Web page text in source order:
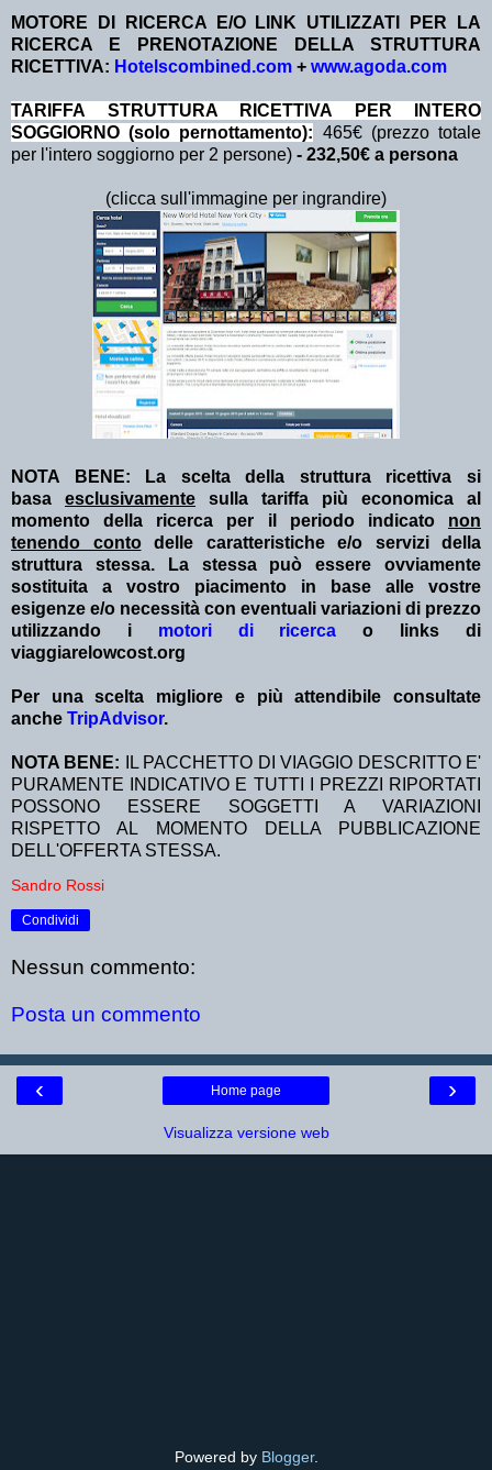
MOTORE DI RICERCA E/O LINK UTILIZZATI PER LA
RICERCA E PRENOTAZIONE DELLA STRUTTURA
RICETTIVA: Hotelscombined.com + www.agoda.com
TA RIFFA STRUTTURA RICETTIVA PER INTERO
SOGGIORNO (solo pernottamento): 465€ (prezzo totale
per l'intero soggiorno per 2 persone) - 232,50€ a persona
(clicca sull'immagine per ingrandire)
NOTA BENE: La scelta della struttura ricettiva si
basa esclusivamente sulla tariffa più economica al
momento della ricerca per il periodo indicato non
tenendo contodelle caratteristiche e/o servizi della
struttura stessa. La stessa può essere ovviamente
sostituita a vostro piacimento in base alle vostre
esigenze e/o necessità con eventuali variazioni di prezzo
utilizzando i motori di ricerca o links di
viaggiarelowcost.org
Per una scelta migliore e più attendibile consultate
anche TripAdvisor.
NOTA BENE:
IL PACCHETTO DI VIAGGIO DESCRITTO E'
PURAMENTE INDICATIVO E TUTTI I PREZZI RIPORTATI
POSSONO ESSERE SOGGETTI A VARIAZIONI
RISPETTO AL MOMENTO DELLA PUBBLICAZIONE
DELL'OFFERTA STESSA.
Sandro Rossi
Condividi
Nessun commento:
Posta un commento
‹ ›
Home page
Visualizza versione web
Powered by Blogger.